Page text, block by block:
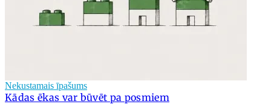
Nekustamais īpašums
Kādas ēkas var būvēt pa posmiem